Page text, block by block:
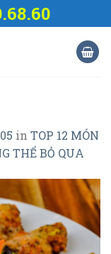
in TOP 12 MÓN
THỂ BỎ QUA